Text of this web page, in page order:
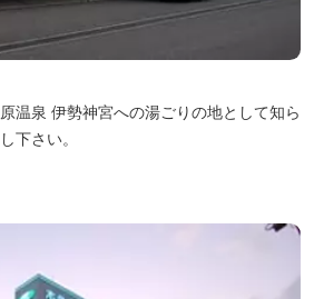
温泉 伊勢神宮への湯ごりの地として知ら
下さい。